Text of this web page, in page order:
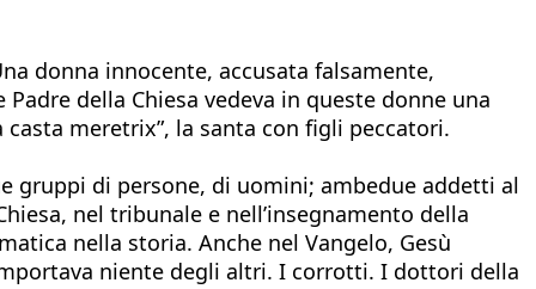
donna innocente, accusata falsamente,
della Chiesa vedeva in queste donne una
meretrix”, la santa con figli peccatori.
gruppi di persone, di uomini; ambedue addetti al
nel tribunale e nell’insegnamento della
nella storia. Anche nel Vangelo, Gesù
niente degli altri. I corrotti. I dottori della